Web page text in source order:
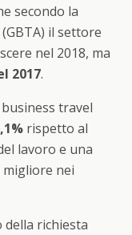
secondo la
(GBTA) il settore
nel 2018, ma
2017.
travel
rispetto al
lavoro e una
nei
richiesta